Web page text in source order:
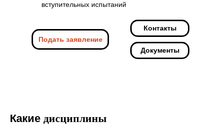
вступительных испытаний
Подать заявление
Документы
Контакты
Какие дисциплины